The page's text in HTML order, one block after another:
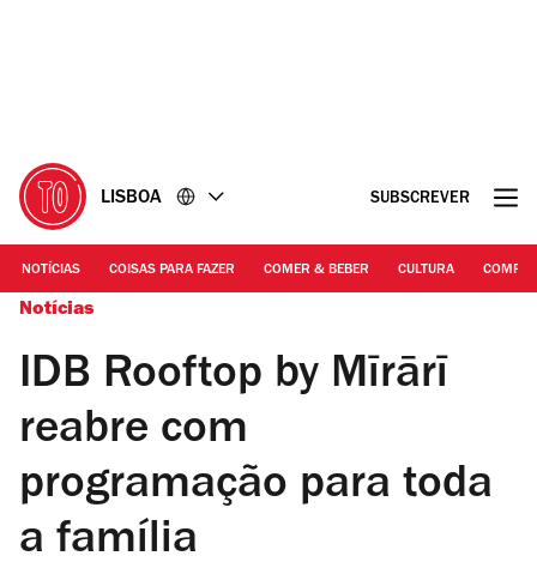
LISBOA SUBSCREVER
NOTÍCIAS COISAS PARA FAZER COMER & BEBER CULTURA
Notícias
IDB Rooftop by Mīrārī
reabre com
programação para toda
a família